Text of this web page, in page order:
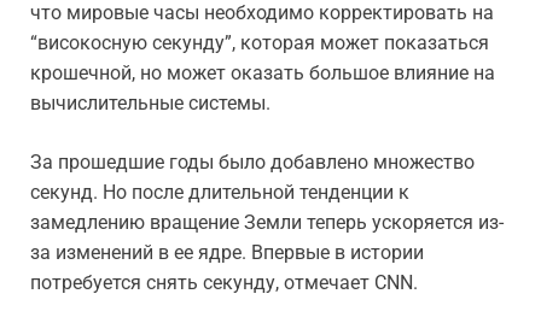
что мировые часы необходимо корректировать на
“високосную секунду”, которая может показаться
крошечной, но может оказать большое влияние на
вычислительные системы.
За прошедшие годы было добавлено множество
секунд. Но после длительной тенденции к
замедлению вращение Земли теперь ускоряется из-
за изменений в ее ядре. Впервые в истории
потребуется снять секунду, отмечает CNN.